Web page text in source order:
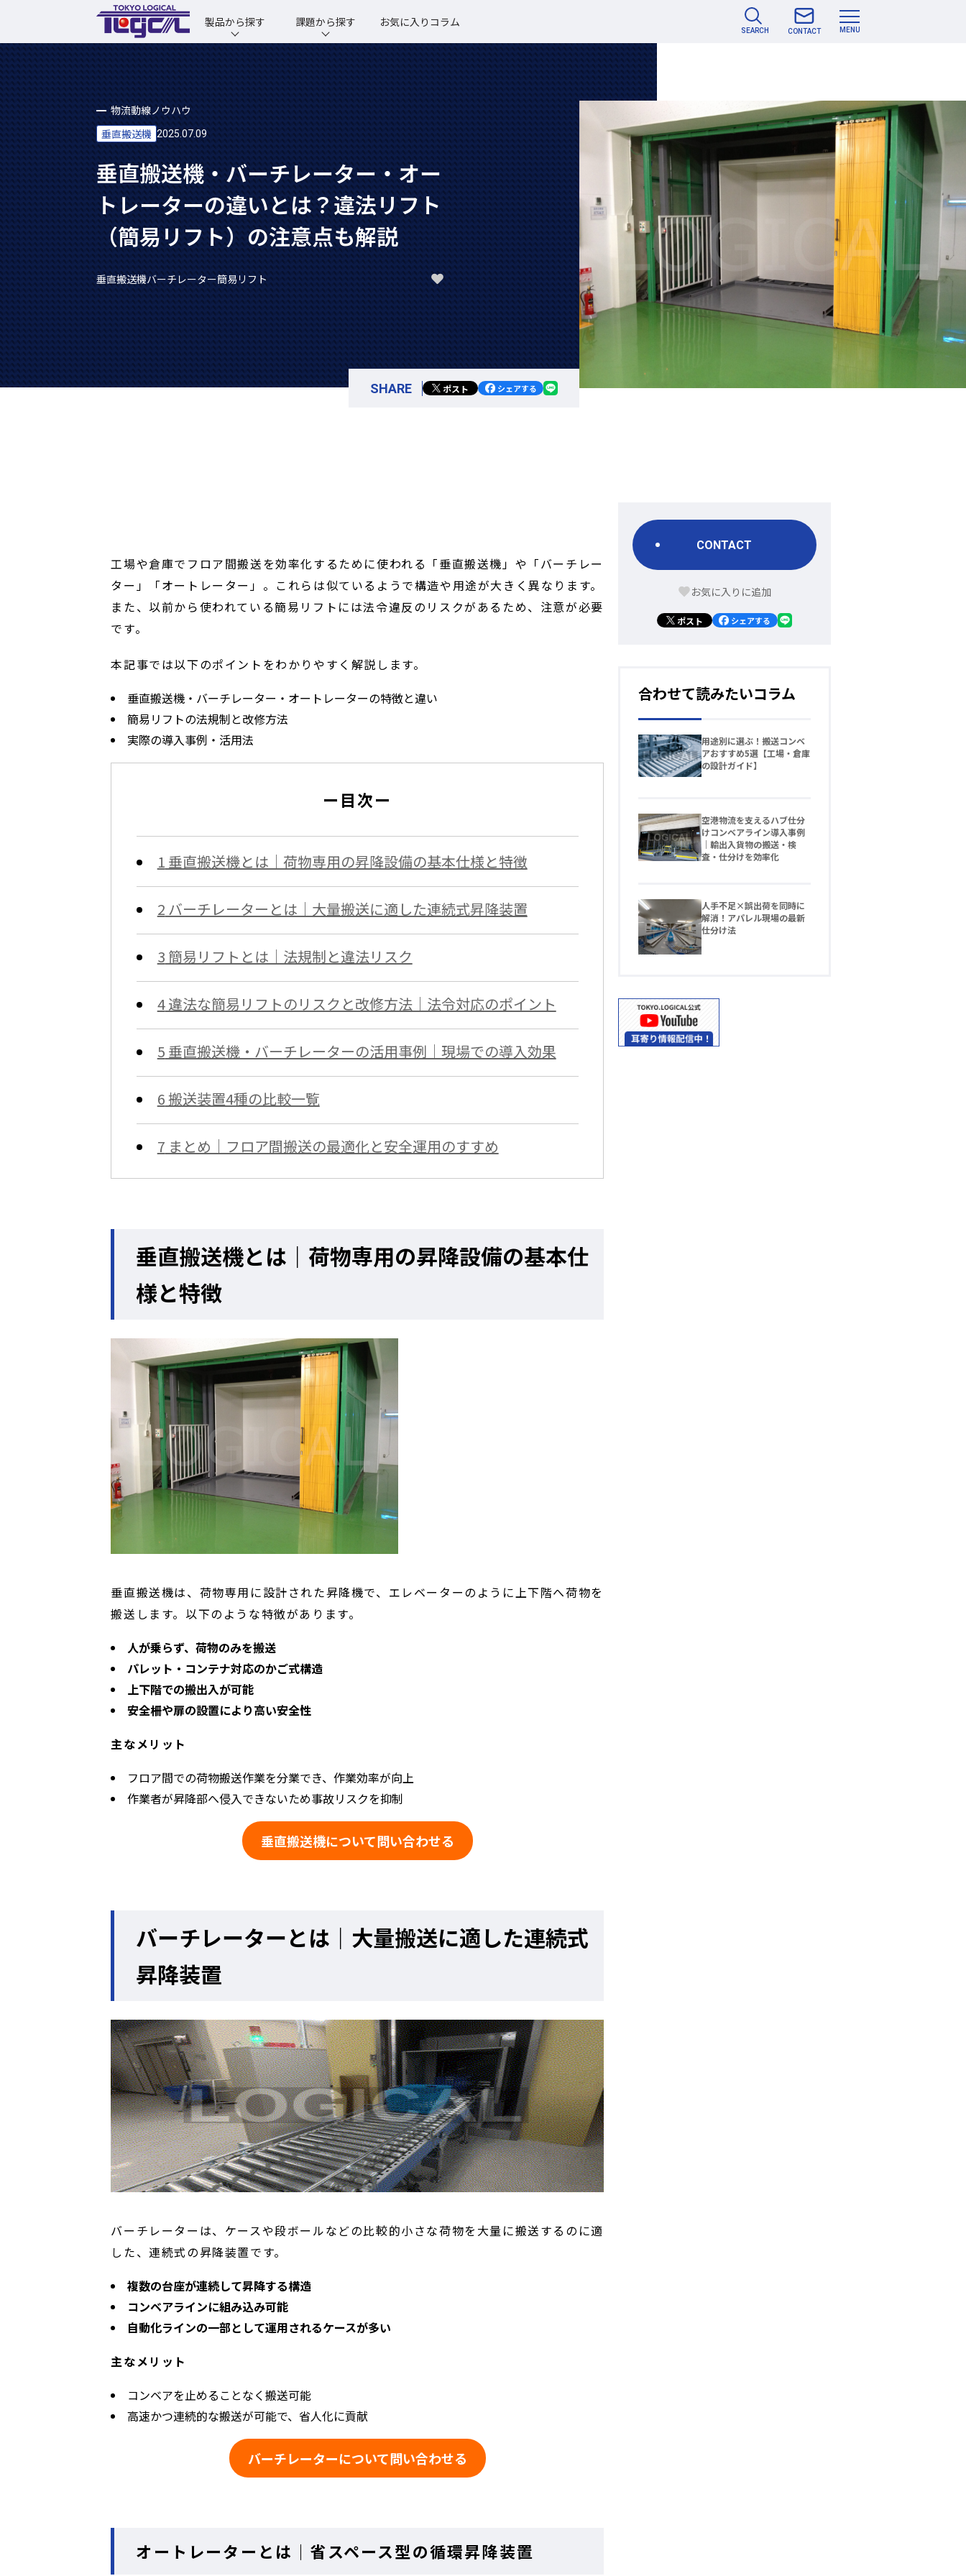
製品から探す 課題から探す お気に入りコラム
SEARCH CONTACT MENU
物流動線ノウハウ
垂直搬送機 2025.07.09
垂直搬送機・バーチレーター・オー
トレーターの違いとは？違法リフト
（簡易リフト）の注意点も解説
垂直搬送機バーチレーター簡易リフト
SHARE ポスト シェアする
工場や倉庫でフロア間搬送を効率化するために使われる「垂直搬送機」や「バーチレー
ター」「オートレーター」。これらは似ているようで構造や用途が大きく異なります。
また、以前から使われている簡易リフトには法令違反のリスクがあるため、注意が必要
です。
本記事では以下のポイントをわかりやすく解説します。
垂直搬送機・バーチレーター・オートレーターの特徴と違い
簡易リフトの法規制と改修方法
実際の導入事例・活用法
ー目次ー
1 垂直搬送機とは｜荷物専用の昇降設備の基本仕様と特徴
2 バーチレーターとは｜大量搬送に適した連続式昇降装置
3 簡易リフトとは｜法規制と違法リスク
4違法な簡易リフトのリスクと改修方法｜法令対応のポイント
5 垂直搬送機・バーチレーターの活用事例｜現場での導入効果
6搬送装置4種の比較一覧
7 まとめ｜フロア間搬送の最適化と安全運用のすすめ
垂直搬送機とは｜荷物専用の昇降設備の基本仕
様と特徴
垂直搬送機は、荷物専用に設計された昇降機で、エレベーターのように上下階へ荷物を
搬送します。以下のような特徴があります。
人が乗らず、荷物のみを搬送
パレット・コンテナ対応のかご式構造
上下階での搬出入が可能
安全柵や扉の設置により高い安全性
主なメリット
フロア間での荷物搬送作業を分業でき、作業効率が向上
作業者が昇降部へ侵入できないため事故リスクを抑制
垂直搬送機について問い合わせる
バーチレーターとは｜大量搬送に適した連続式
昇降装置
バーチレーターは、ケースや段ボールなどの比較的小さな荷物を大量に搬送するのに適
した、連続式の昇降装置です。
複数の台座が連続して昇降する構造
コンベアラインに組み込み可能
自動化ラインの一部として運用されるケースが多い
主なメリット
コンベアを止めることなく搬送可能
高速かつ連続的な搬送が可能で、省人化に貢献
バーチレーターについて問い合わせる
オートレーターとは｜省スペース型の循環昇降装置
CONTACT
ポスト シェアする
合わせて読みたいコラム
用途別に選ぶ！搬送コンベ
アおすすめ5選【工場・倉庫
の設計ガイド】
空港物流を支えるハブ仕分
けコンベアライン導入事例
｜輸出入貨物の搬送・検
査・仕分けを効率化
人手不足×誤出荷を同時に
解消！アパレル現場の最新
仕分け法